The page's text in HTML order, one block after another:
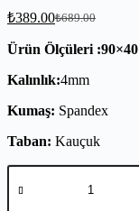
₺689.00
₺389.00
Ürün Ölçüleri :90×40
Kalınlık:4mm
Kumaş: Spandex
Taban: Kauçuk